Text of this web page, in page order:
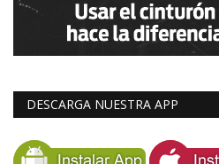
DESCARGA NUESTRA APP